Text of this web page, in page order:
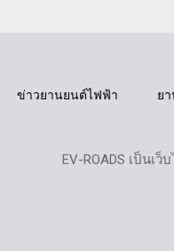
ข่าวยานยนต์ไฟฟ้า ย
EV-ROADS เป็น